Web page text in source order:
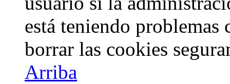
está teniendo
borrar las cookies
Arriba